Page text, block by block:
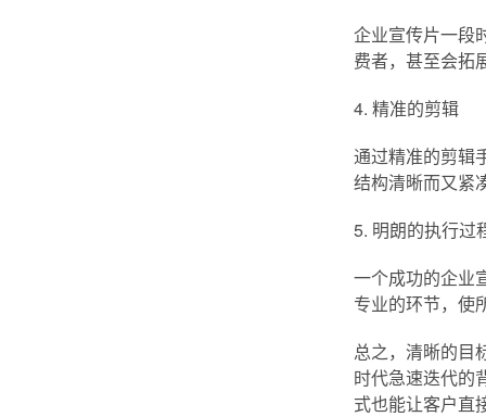
企业宣传片一段
费者，甚至会拓
4. 精准的剪辑
通过精准的剪辑
结构清晰而又紧
5. 明朗的执行过
一个成功的企业
专业的环节，使
总之，清晰的目
时代急速迭代的
式也能让客户直